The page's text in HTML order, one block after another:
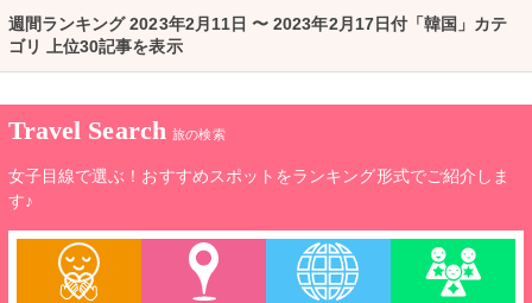
週間ランキング 2023年2月11日 〜 2023年2月17日付「韓国」カテ
ゴリ 上位30記事を表示
Travel Search 旅の検索
女子目線で選ぶ！おすすめスポットをランキング形式でご紹介しま
す♪